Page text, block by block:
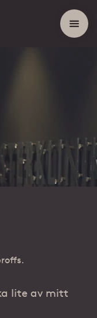
lite av mitt